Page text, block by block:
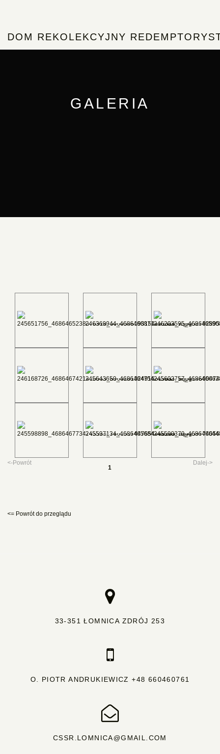
DOM REKOLEKCYJNY
GALERIA
<-Powrót
1
Dalej->
<= Powrót do przeglądu
33-351 ŁOMNICA ZDRÓJ 253
O. PIOTR ANDRUKIEWICZ +48 660460761
CSSR.LOMNICA@GMAIL.COM